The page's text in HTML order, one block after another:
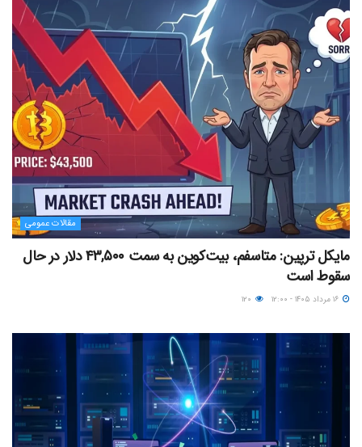
مقالات عمومی
مایکل ترپین: متاسفم، بیت‌کوین به سمت ۴۳,۵۰۰ دلار در حال
سقوط است